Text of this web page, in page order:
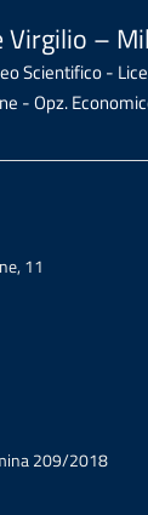
Virgilio –
Scientifico -
- Opz.
11
209/2018